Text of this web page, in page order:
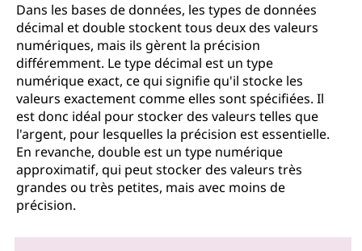
Dans les bases de données, les types de données
décimal et double stockent tous deux des valeurs
numériques, mais ils gèrent la précision
différemment. Le type décimal est un type
numérique exact, ce qui signifie qu'il stocke les
valeurs exactement comme elles sont spécifiées. Il
est donc idéal pour stocker des valeurs telles que
l'argent, pour lesquelles la précision est essentielle.
En revanche, double est un type numérique
approximatif, qui peut stocker des valeurs très
grandes ou très petites, mais avec moins de
précision.